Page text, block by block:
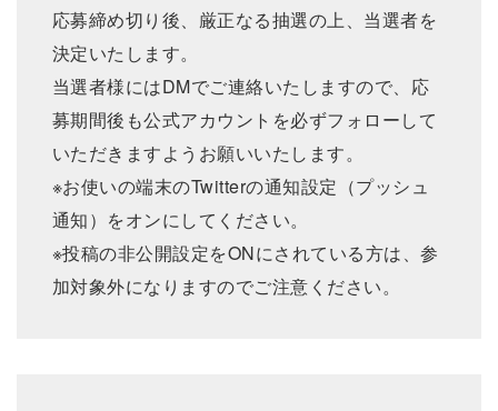
応募締め切り後、厳正なる抽選の上、当選者を
決定いたします。
当選者様にはDMでご連絡いたしますので、応
募期間後も公式アカウントを必ずフォローして
いただきますようお願いいたします。
※お使いの端末のTwitterの通知設定（プッシュ
通知）をオンにしてください。
※投稿の非公開設定をONにされている方は、参
加対象外になりますのでご注意ください。